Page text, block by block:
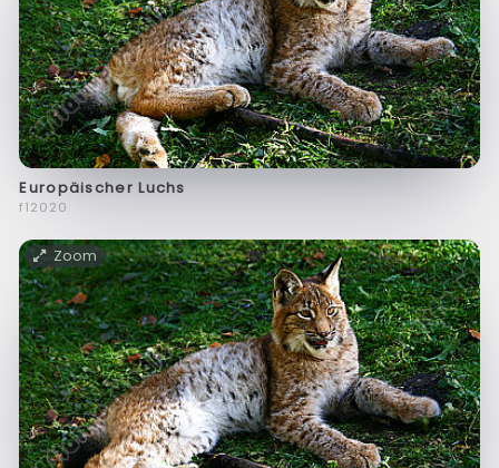
Europäischer Luchs
f12020
Zoom